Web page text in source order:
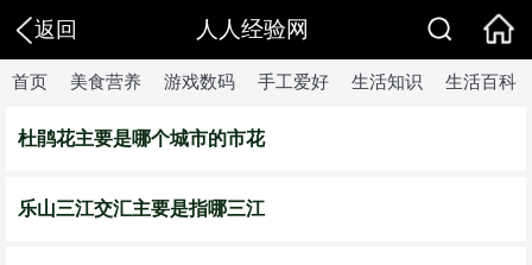
返回 人人经验网
首页 美食营养 游戏数码 手工爱好 生活知识 生活百科
杜鹃花主要是哪个城市的市花
乐山三江交汇主要是指哪三江